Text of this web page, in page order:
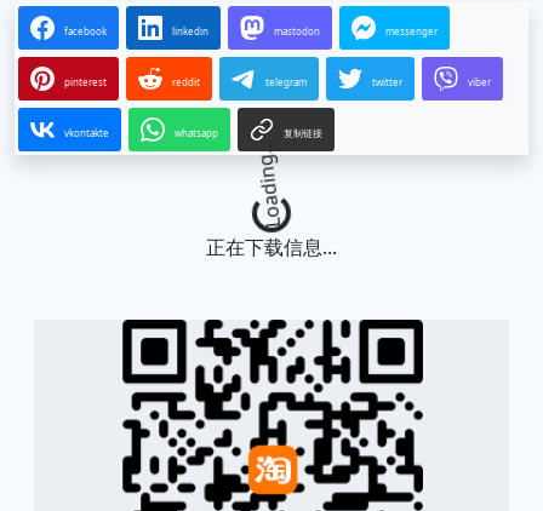
facebook linkedin mastodon messenger
pinterest reddit telegram twitter viber
vkontakte whatsapp 复制链接
Loading...
正在下载信息...